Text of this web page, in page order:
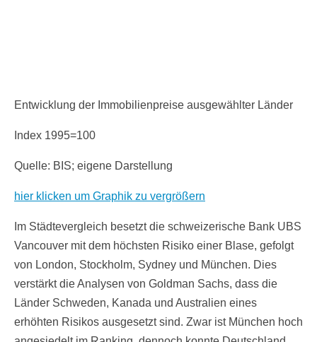
Entwicklung der Immobilienpreise ausgewählter Länder
Index 1995=100
Quelle: BIS; eigene Darstellung
hier klicken um Graphik zu vergrößern
Im Städtevergleich besetzt die schweizerische Bank UBS
Vancouver mit dem höchsten Risiko einer Blase, gefolgt
von London, Stockholm, Sydney und München. Dies
verstärkt die Analysen von Goldman Sachs, dass die
Länder Schweden, Kanada und Australien eines
erhöhten Risikos ausgesetzt sind. Zwar ist München hoch